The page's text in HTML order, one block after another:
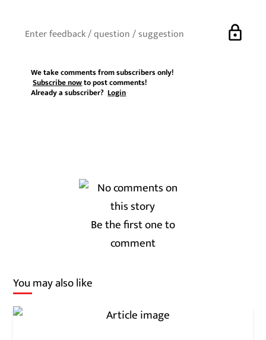
lock
We take comments from subscribers only!
Subscribe nowto post comments!
Already a subscriber?Login
Be the first one to
comment
You may also like